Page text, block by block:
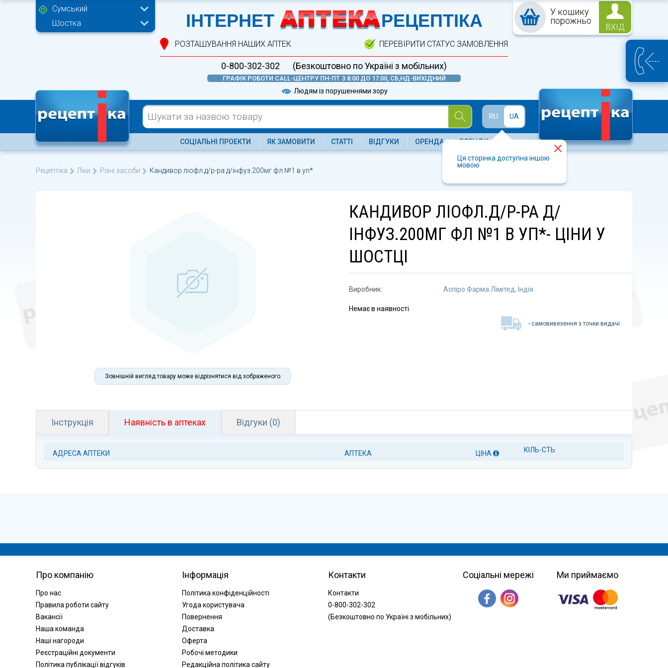
Сумський
Шостка
У кошику
порожньо
ВХІД
ІНТЕРНЕТ АПТЕКА
РЕЦЕПТІКА
РОЗТАШУВАННЯ НАШИХ АПТЕК ПЕРЕВІРИТИ СТАТУС ЗАМОВЛЕННЯ
0-800-302-302 (Безкоштовно по Україні з мобільних)
ГРАФІК РОБОТИ CALL-ЦЕНТРУ ПН-ПТ З 8:00 ДО 17:00, СБ,НД-ВИХІДНИЙ
Людям із порушеннями зору
RU UA
Ця сторінка доступна іншою
мовою
СОЦІАЛЬНІ ПРОЕКТИ ЯК ЗАМОВИТИ СТАТТІ ВІДГУКИ ОРЕНДА БРЕНДИ
Рецептіка Ліки Різні засоби Кандивор ліофл.д/р-ра д/інфуз.200мг фл №1 в уп*
Зовнішній вигляд товару може відрізнятися від зображеного
КАНДИВОР ЛІОФЛ.Д/Р-РА Д/
ІНФУЗ.200МГ ФЛ №1 В УП*- ЦІНИ У
ШОСТЦІ
Виробник: Аспіро Фарма Лімітед, Індія
Немає в наявності
- самовивезення з точки видачі
Інструкція Наявність в аптеках Відгуки (0)
АДРЕСА АПТЕКИ АПТЕКА ЦІНА КІЛЬ-СТЬ
Про компанію
Про нас
Правила роботи сайту
Вакансії
Наша команда
Наші нагороди
Реєстраційні документи
Політика публікації відгуків
Інформація
Політика конфіденційності
Угода користувача
Повернення
Доставка
Оферта
Робочі методики
Редакційна політика сайту
Контакти
Контакти
0-800-302-302
(Безкоштовно по Україні з мобільних)
Соціальні мережі Ми приймаємо